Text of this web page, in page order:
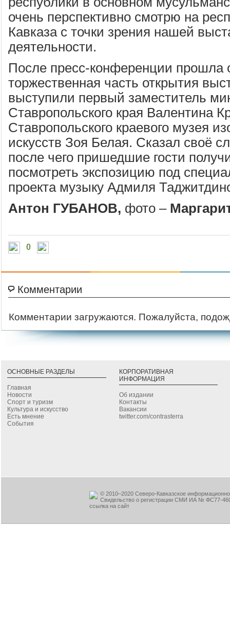
очень перспективно смотрю на
Кавказа с точки зрения нашей
деятельности.
После пресс-конференции прошла
торжественная часть открытия
выступили первый заместитель
Ставропольского края Валентина
Ставропольского краевого музея
искусств Зоя Белая. Сказал своё
после чего пришедшие гости
посмотреть экспозицию под
проекта музыку Адмиля
Антон ГУБАНОВ, фото –
0
Комментарии
Комментарии загружаются. Пожалуйста,
ОСНОВНЫЕ РАЗДЕЛЫ
Главная
Новости
Спорт и туризм
Культура и искусство
Есть мнение
События
КОРПОРАТИВНАЯ
ИНФОРМАЦИЯ
Об издании
Контакты
Вакансии
twitter.com/contrasterra
© 2010–2020 Северо-Кавказское
Свидельство о регистрации СМИ ИА № ФС77-
ссылка на сайт